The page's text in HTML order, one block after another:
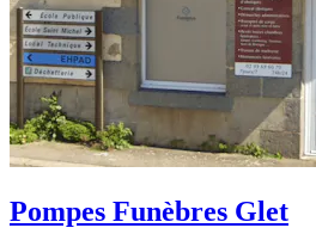
Pompes Funèbres Glet